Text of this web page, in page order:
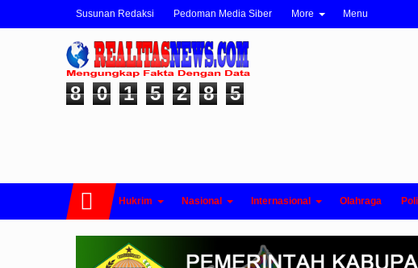
Susunan Redaksi Pedoman Media Siber More Menu
8 0 1 5 2 8 5
Hukrim Nasional Internasional Olahraga